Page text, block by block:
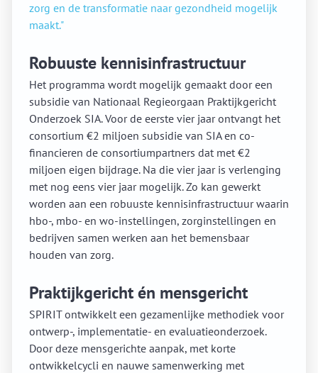
zorg en de transformatie naar gezondheid mogelijk
maakt."
Robuuste kennisinfrastructuur
Het programma wordt mogelijk gemaakt door een
subsidie van Nationaal Regieorgaan Praktijkgericht
Onderzoek SIA. Voor de eerste vier jaar ontvangt het
consortium €2 miljoen subsidie van SIA en co-
financieren de consortiumpartners dat met €2
miljoen eigen bijdrage. Na die vier jaar is verlenging
met nog eens vier jaar mogelijk. Zo kan gewerkt
worden aan een robuuste kennisinfrastructuur waarin
hbo-, mbo- en wo-instellingen, zorginstellingen en
bedrijven samen werken aan het bemensbaar
houden van zorg.
Praktijkgericht én mensgericht
SPIRIT ontwikkelt een gezamenlijke methodiek voor
ontwerp-, implementatie- en evaluatieonderzoek.
Door deze mensgerichte aanpak, met korte
ontwikkelcycli en nauwe samenwerking met